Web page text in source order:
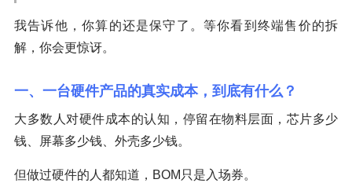
我告诉他，你算的还是保守了。等你看到终端售价的拆
解，你会更惊讶。
一、一台硬件产品的真实成本，到底有什么？
大多数人对硬件成本的认知，停留在物料层面，芯片多少
钱、屏幕多少钱、外壳多少钱。
但做过硬件的人都知道，BOM只是入场券。